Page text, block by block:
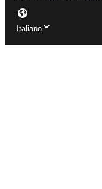
Italiano